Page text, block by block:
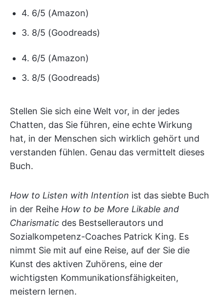
4. 6/5 (Amazon)
3. 8/5 (Goodreads)
4. 6/5 (Amazon)
3. 8/5 (Goodreads)
Stellen Sie sich eine Welt vor, in der jedes
Chatten, das Sie führen, eine echte Wirkung
hat, in der Menschen sich wirklich gehört und
verstanden fühlen. Genau das vermittelt dieses
Buch.
How to Listen with Intention ist das siebte Buch
in der Reihe How to be More Likable and
Charismatic des Bestsellerautors und
Sozialkompetenz-Coaches Patrick King. Es
nimmt Sie mit auf eine Reise, auf der Sie die
Kunst des aktiven Zuhörens, eine der
wichtigsten Kommunikationsfähigkeiten,
meistern lernen.